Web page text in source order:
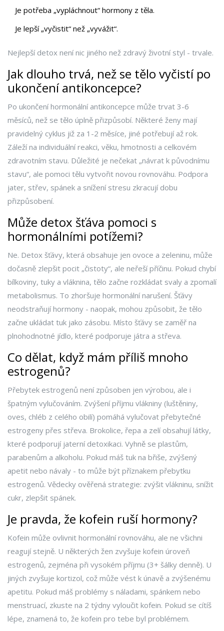
Je potřeba „vypláchnout“ hormony z těla.
Je lepší „vyčistit“ než „vyvážit“.
Nejlepší detox není nic jiného než zdravý životní styl - trvale.
Jak dlouho trvá, než se tělo vyčistí po
ukončení antikoncepce?
Po ukončení hormonální antikoncepce může trvat 3-6
měsíců, než se tělo úplně přizpůsobí. Některé ženy mají
pravidelný cyklus již za 1-2 měsíce, jiné potřebují až rok.
Záleží na individuální reakci, věku, hmotnosti a celkovém
zdravotním stavu. Důležité je nečekat „návrat k původnímu
stavu“, ale pomoci tělu vytvořit novou rovnováhu. Podpora
jater, střev, spánek a snížení stresu zkracují dobu
přizpůsobení.
Může detox šťáva pomoci s
hormonálními potížemi?
Ne. Detox šťávy, která obsahuje jen ovoce a zeleninu, může
dočasně zlepšit pocit „čistoty“, ale neřeší příčinu. Pokud chybí
bílkoviny, tuky a vláknina, tělo začne rozkládat svaly a zpomalí
metabolismus. To zhoršuje hormonální narušení. Šťávy
neodstraňují hormony - naopak, mohou způsobit, že tělo
začne ukládat tuk jako zásobu. Místo šťávy se zaměř na
plnohodnotné jídlo, které podporuje játra a střeva.
Co dělat, když mám příliš mnoho
estrogenů?
Přebytek estrogenů není způsoben jen výrobou, ale i
špatným vylučováním. Zvýšení příjmu vlákniny (luštěniny,
oves, chléb z celého obilí) pomáhá vylučovat přebytečné
estrogeny přes střeva. Brokolice, řepa a zelí obsahují látky,
které podporují jaterní detoxikaci. Vyhně se plastům,
parabenům a alkoholu. Pokud máš tuk na břiše, zvýšený
apetit nebo návaly - to může být příznakem přebytku
estrogenů. Vědecky ověřená strategie: zvýšit vlákninu, snížit
cukr, zlepšit spánek.
Je pravda, že kofein ruší hormony?
Kofein může ovlivnit hormonální rovnováhu, ale ne všichni
reagují stejně. U některých žen zvyšuje kofein úroveň
estrogenů, zejména při vysokém příjmu (3+ šálky denně). U
jiných zvyšuje kortizol, což může vést k únavě a zvýšenému
apetitu. Pokud máš problémy s náladami, spánkem nebo
menstruací, zkuste na 2 týdny vyloučit kofein. Pokud se cítíš
lépe, znamená to, že kofein pro tebe byl problémem.